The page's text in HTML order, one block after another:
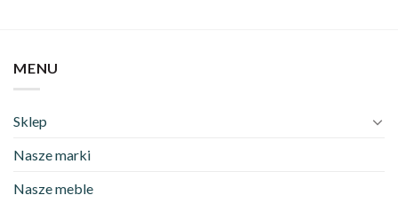
MENU
Sklep
Nasze marki
Nasze meble